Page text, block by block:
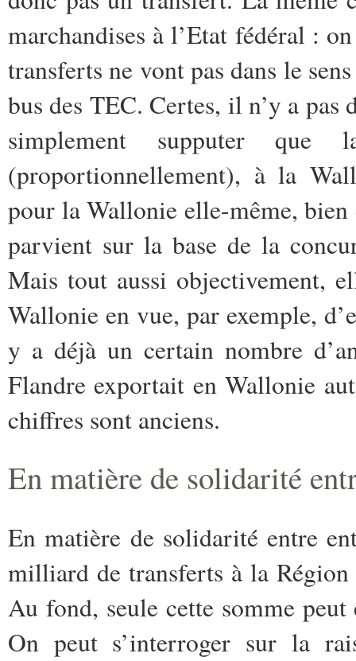
marchandises à l’Etat fédéral :
transferts ne vont pas dans le
bus des TEC. Certes, il n’y a
simplement supputer que
(proportionnellement), à la
pour la Wallonie elle-même,
parvient sur la base de la
Mais tout aussi objectivement,
Wallonie en vue, par exemple,
y a déjà un certain nombre
Flandre exportait en Wallonie
chiffres sont anciens.
En matière de solidarité
En matière de solidarité entre
milliard de transferts à la
Au fond, seule cette somme
On peut s’interroger sur la